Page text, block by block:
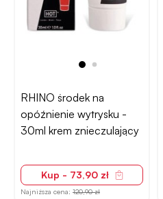
RHINO środek na
opóźnienie wytrysku -
30ml krem znieczulający
Kup - 73,90 zł
Najniższa cena: 120,90 zł